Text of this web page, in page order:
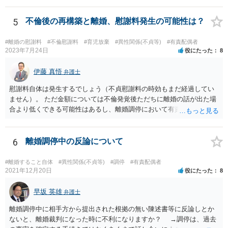
5 不倫後の再構築と離婚、慰謝料発生の可能性は？
#離婚の慰謝料 #不倫慰謝料 #育児放棄 #異性関係(不貞等) #有責配偶者
2023年7月24日 役にたった 8
伊藤 真悟 弁護士
慰謝料自体は発生するでしょう（不貞慰謝料の時効もまだ経過してい
ません）。 ただ金額については不倫発覚後ただちに離婚の話が出た場
合より低くできる可能性はあるし、離婚調停において有責配偶者の主
主張は考えられます。 養育費なども含めて一度弁護士に相談すること
を勧めます。
6 離婚調停中の反論について
#離婚すること自体 #異性関係(不貞等) #調停 #有責配偶者
2021年12月20日 役にたった 8
早坂 英雄 弁護士
離婚調停中に相手方から提出された根拠の無い陳述書等に反論しとか
ないと、離婚裁判になった時に不利になりますか？ →調停は、過去